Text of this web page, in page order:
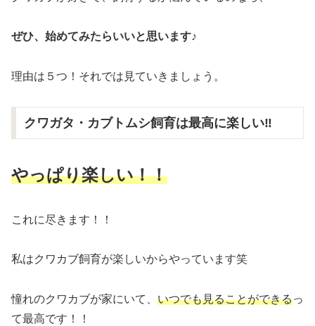
ぜひ、始めてみたらいいと思います♪
理由は５つ！それでは見ていきましょう。
クワガタ・カブトムシ飼育は最高に楽しい‼︎
やっぱり楽しい！！
これに尽きます！！
私はクワカブ飼育が楽しいからやっています笑
憧れのクワカブが家にいて、 いつでも見ることができるっ
て最高です！！